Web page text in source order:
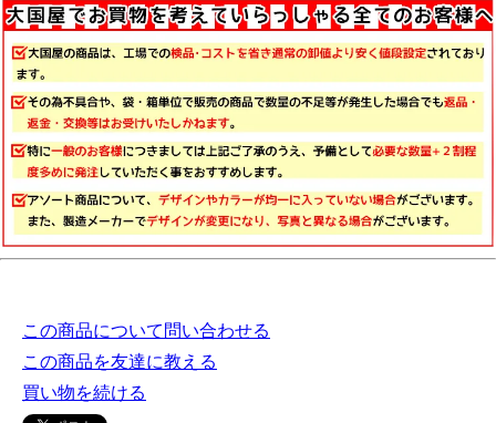
この商品について問い合わせる
この商品を友達に教える
買い物を続ける